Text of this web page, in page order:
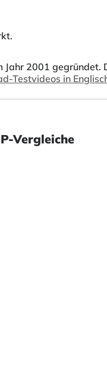
2001 gegründet.
Testvideos in
Vergleiche